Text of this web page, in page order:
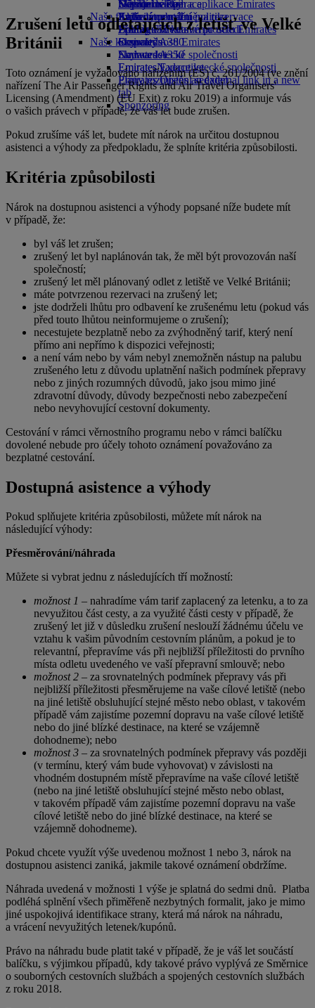
Nápoje
Naše flotila
Boeing 777
Emirates A380
Emirates A350
Emirates Executive
Plány rozmístění sedadel
Dětské hračky
Aktivity pro děti
Udržitelné operace
Environmentální politika
Zprávy o životním prostředí
Naše komunity
Nadace letecké společnosti
EmiratesNadace letecké společnosti
Emirates Opens an external link in a new
tab
Sponzoring
Skywards Rail
Kalkulátor mil
Přihlaste se ke svému účtu Emirates
Skywards
Skywards+
Mobilní telefon a aplikace Emirates
Zrušení nebo změna rezervace
Přerušená cesta
O společnosti Emirates
Zrušení letů odlétajících z letišť ve Velké
Británii
Toto oznámení je vyžadováno nařízením (ES) č. 261/2004 (ve znění
nařízení The Air Passenger Rights and Air Travel Organisers'
Licensing (Amendment) (EU Exit) z roku 2019) a informuje vás
o vašich právech v případě, že váš let bude zrušen.
Pokud zrušíme váš let, budete mít nárok na určitou dostupnou
asistenci a výhody za předpokladu, že splníte kritéria způsobilosti.
Kritéria způsobilosti
Nárok na dostupnou asistenci a výhody popsané níže budete mít
v případě, že:
byl váš let zrušen;
zrušený let byl naplánován tak, že měl být provozován naší
společností;
zrušený let měl plánovaný odlet z letiště ve Velké Británii;
máte potvrzenou rezervaci na zrušený let;
jste dodrželi lhůtu pro odbavení ke zrušenému letu (pokud vás
před touto lhůtou neinformujeme o zrušení);
necestujete bezplatně nebo za zvýhodněný tarif, který není
přímo ani nepřímo k dispozici veřejnosti;
a není vám nebo by vám nebyl znemožněn nástup na palubu
zrušeného letu z důvodu uplatnění našich podmínek přepravy
nebo z jiných rozumných důvodů, jako jsou mimo jiné
zdravotní důvody, důvody bezpečnosti nebo zabezpečení
nebo nevyhovující cestovní dokumenty.
Cestování v rámci věrnostního programu nebo v rámci balíčku
dovolené nebude pro účely tohoto oznámení považováno za
bezplatné cestování.
Dostupná asistence a výhody
Pokud splňujete kritéria způsobilosti, můžete mít nárok na
následující výhody:
Přesměrování/náhrada
Můžete si vybrat jednu z následujících tří možností:
možnost 1 – nahradíme vám tarif zaplacený za letenku, a to za
nevyužitou část cesty, a za využité části cesty v případě, že
zrušený let již v důsledku zrušení neslouží žádnému účelu ve
vztahu k vašim původním cestovním plánům, a pokud je to
relevantní, přepravíme vás při nejbližší příležitosti do prvního
místa odletu uvedeného ve vaší přepravní smlouvě; nebo
možnost 2 – za srovnatelných podmínek přepravy vás při
nejbližší příležitosti přesměrujeme na vaše cílové letiště (nebo
na jiné letiště obsluhující stejné město nebo oblast, v takovém
případě vám zajistíme pozemní dopravu na vaše cílové letiště
nebo do jiné blízké destinace, na které se vzájemně
dohodneme); nebo
možnost 3 – za srovnatelných podmínek přepravy vás později
(v termínu, který vám bude vyhovovat) v závislosti na
vhodném dostupném místě přepravíme na vaše cílové letiště
(nebo na jiné letiště obsluhující stejné město nebo oblast,
v takovém případě vám zajistíme pozemní dopravu na vaše
cílové letiště nebo do jiné blízké destinace, na které se
vzájemně dohodneme).
Pokud chcete využít výše uvedenou možnost 1 nebo 3, nárok na
dostupnou asistenci zaniká, jakmile takové oznámení obdržíme.
Náhrada uvedená v možnosti 1 výše je splatná do sedmi dnů. Platba
podléhá splnění všech přiměřeně nezbytných formalit, jako je mimo
jiné uspokojivá identifikace strany, která má nárok na náhradu,
a vrácení nevyužitých letenek/kupónů.
Právo na náhradu bude platit také v případě, že je váš let součástí
balíčku, s výjimkou případů, kdy takové právo vyplývá ze Směrnice
o souborných cestovních službách a spojených cestovních službách
z roku 2018.